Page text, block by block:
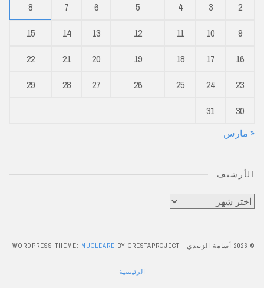
2
3
4
5
6
7
8
9
10
11
12
13
14
15
16
17
18
19
20
21
22
23
24
25
26
27
28
29
30
31
« مارس
الأرشيف
الأرشيف
© 2026 أسامة الزبيدي |
WORDPRESS THEME: NUCLEARE BY CRESTAPROJECT.
الرئيسية